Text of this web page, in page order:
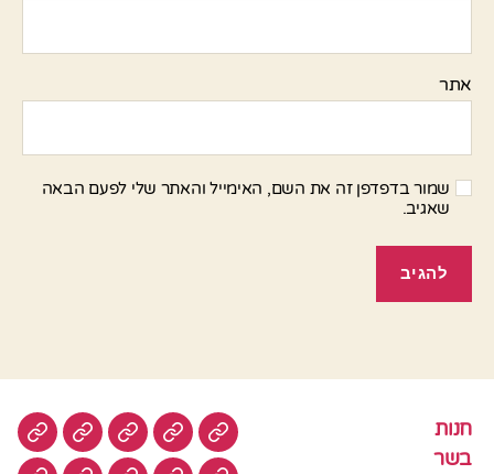
אתר
שמור בדפדפן זה את השם, האימייל והאתר שלי לפעם הבאה
שאגיב.
חנות
בשר
חנות בשר טבעוניסלטים